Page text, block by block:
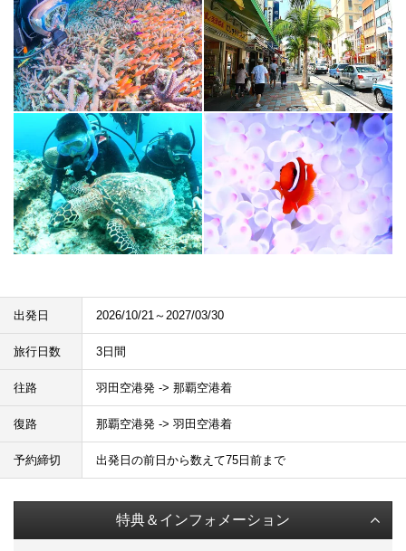
出発日 2026/10/21～2027/03/30
旅行日数 3日間
往路 羽田空港発 -> 那覇空港着
復路 那覇空港発 -> 羽田空港着
予約締切 出発日の前日から数えて75日前まで
特典＆インフォメーション